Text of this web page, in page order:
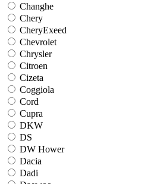
Changhe
Chery
CheryExeed
Chevrolet
Chrysler
Citroen
Cizeta
Coggiola
Cord
Cupra
DKW
DS
DW Hower
Dacia
Dadi